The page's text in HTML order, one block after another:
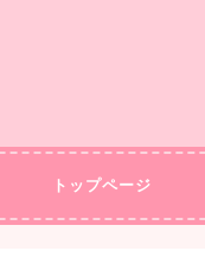
トップページ